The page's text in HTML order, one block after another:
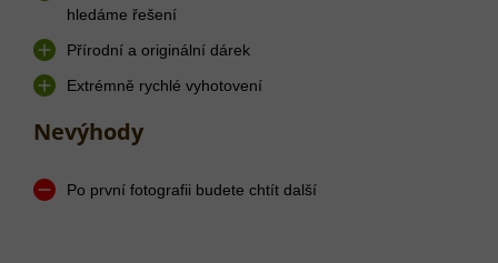
hledáme řešení
Přírodní a originální dárek
Extrémně rychlé vyhotovení
Nevýhody
Po první fotografii budete chtít další